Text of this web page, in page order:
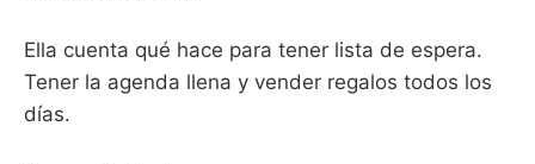
Ella cuenta qué hace para tener lista de espera.
Tener la agenda llena y vender regalos todos los
días.